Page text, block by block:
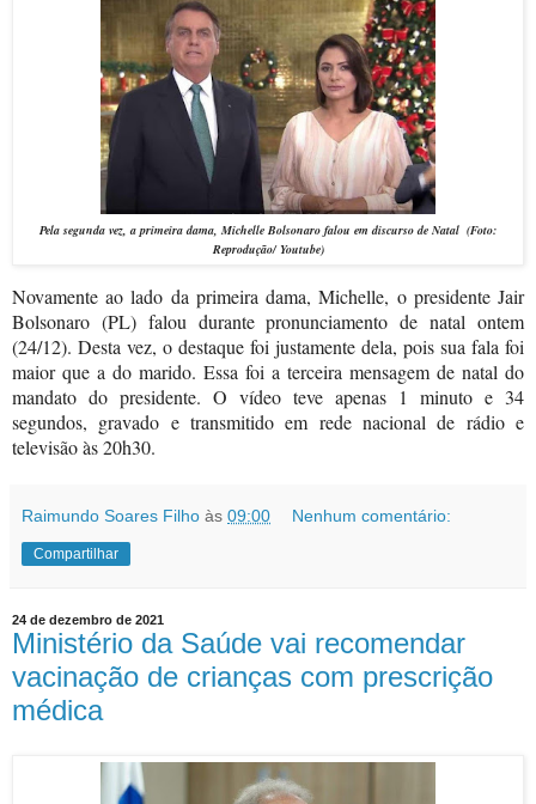
Pela segunda vez, a primeira dama, Michelle Bolsonaro falou em discurso de Natal (Foto:
Reprodução/ Youtube)
Novamente ao lado da primeira dama, Michelle, o presidente Jair
Bolsonaro (PL) falou durante pronunciamento de natal ontem
(24/12). Desta vez, o destaque foi justamente dela, pois sua fala foi
maior que a do marido. Essa foi a terceira mensagem de natal do
mandato do presidente. O vídeo teve apenas 1 minuto e 34
segundos, gravado e transmitido em rede nacional de rádio e
televisão às 20h30.
Raimundo Soares Filho às 09:00 Nenhum comentário:
Compartilhar
24 de dezembro de 2021
Ministério da Saúde vai recomendar
vacinação de crianças com prescrição
médica